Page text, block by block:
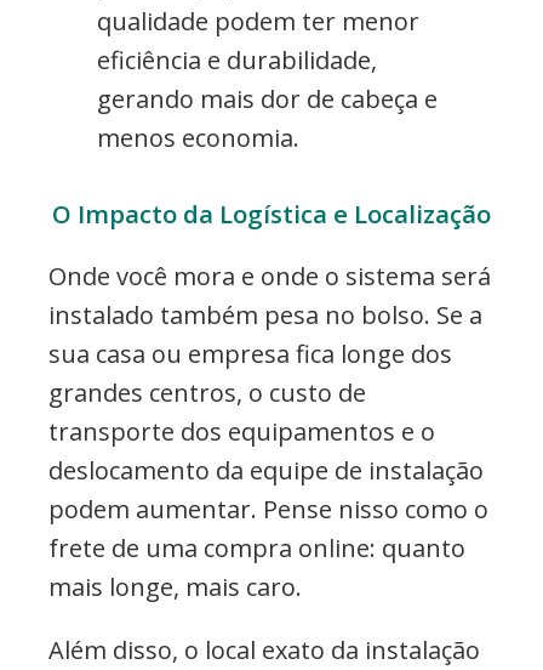
qualidade podem ter menor
eficiência e durabilidade,
gerando mais dor de cabeça e
menos economia.
O Impacto da Logística e Localização
Onde você mora e onde o sistema será
instalado também pesa no bolso. Se a
sua casa ou empresa fica longe dos
grandes centros, o custo de
transporte dos equipamentos e o
deslocamento da equipe de instalação
podem aumentar. Pense nisso como o
frete de uma compra online: quanto
mais longe, mais caro.
Além disso, o local exato da instalação